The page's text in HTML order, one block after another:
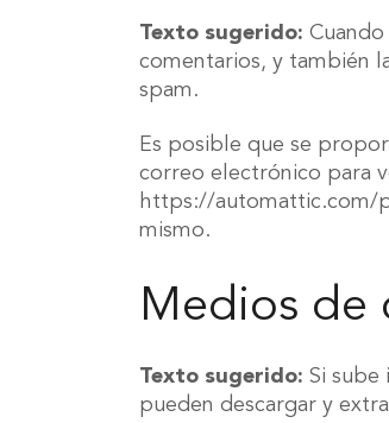
Texto sugerido:
comentarios, y también
spam.
Es posible que se
correo electrónico para
https://automattic.com/
mismo.
Medios de
Texto sugerido: Si sube
pueden descargar y